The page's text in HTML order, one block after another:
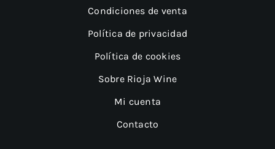
Condiciones de venta
Política de privacidad
Política de cookies
Sobre Rioja Wine
Mi cuenta
Contacto